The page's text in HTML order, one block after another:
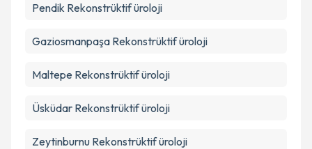
Pendik Rekonstrüktif üroloji
Gaziosmanpaşa Rekonstrüktif üroloji
Maltepe Rekonstrüktif üroloji
Üsküdar Rekonstrüktif üroloji
Zeytinburnu Rekonstrüktif üroloji